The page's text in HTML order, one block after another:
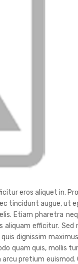
eros aliquet in.
tincidunt augue, ut
Etiam pharetra
efficitur. Sed
dignissim
quam quis, mollis
pretium